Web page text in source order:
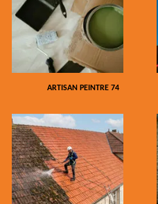
ARTISAN PEINTRE 74